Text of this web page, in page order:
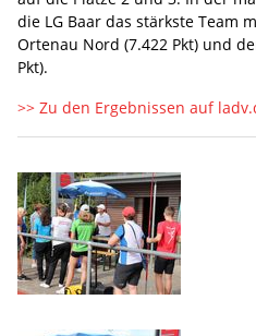
die LG Baar das stärkste Team
Ortenau Nord (7.422 Pkt) und
Pkt).
>> Zu den Ergebnissen auf